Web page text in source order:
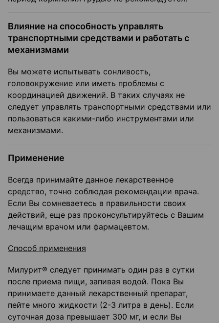
Влияние на способность управлять
транспортными средствами и работать с
механизмами
Вы можете испытывать сонливость,
головокружение или иметь проблемы с
координацией движений. В таких случаях не
следует управлять транспортными средствами или
пользоваться какими-либо инструментами или
механизмами.
Применение
Всегда принимайте данное лекарственное
средство, точно соблюдая рекомендации врача.
Если Вы сомневаетесь в правильности своих
действий, еще раз проконсультируйтесь с Вашим
лечащим врачом или фармацевтом.
Способ применения
Милурит® следует принимать один раз в сутки
после приема пищи, запивая водой. Пока Вы
принимаете данный лекарственный препарат,
пейте много жидкости (2-3 литра в день). Если
суточная доза превышает 300 мг, и если Вы